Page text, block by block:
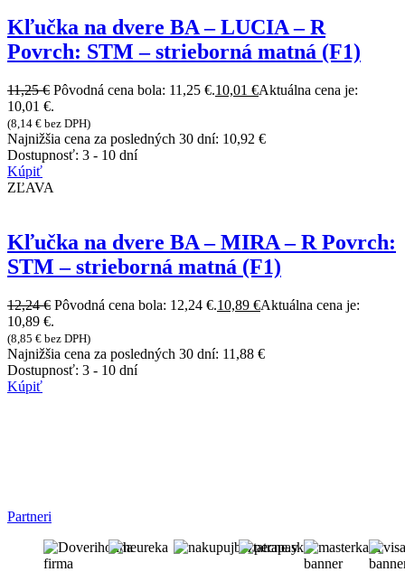
Kľučka na dvere BA – LUCIA – R
Povrch: STM – strieborná matná (F1)
11,25€ Pôvodná cena bola: 11,25 €.10,01 €Aktuálna cena je:
10,01 €.
(8,14 € bez DPH)
Najnižšia cena za posledných 30 dní: 10,92 €
Dostupnosť: 3 - 10 dní
Kúpiť
ZĽAVA
Kľučka na dvere BA – MIRA – R Povrch:
STM – strieborná matná (F1)
12,24€ Pôvodná cena bola: 12,24 €.10,89 €Aktuálna cena je:
10,89 €.
(8,85 € bez DPH)
Najnižšia cena za posledných 30 dní: 11,88 €
Dostupnosť: 3 - 10 dní
Kúpiť
Partneri